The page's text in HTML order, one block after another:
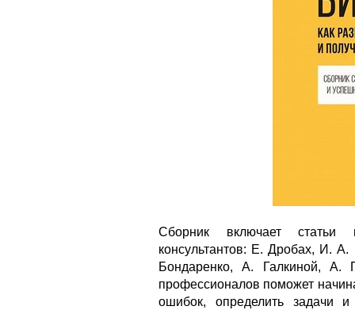
Сборник включает статьи
консультантов: Е. Дробах, И.
Бондаренко, А. Галкиной,
профессионалов поможет
ошибок, определить задачи